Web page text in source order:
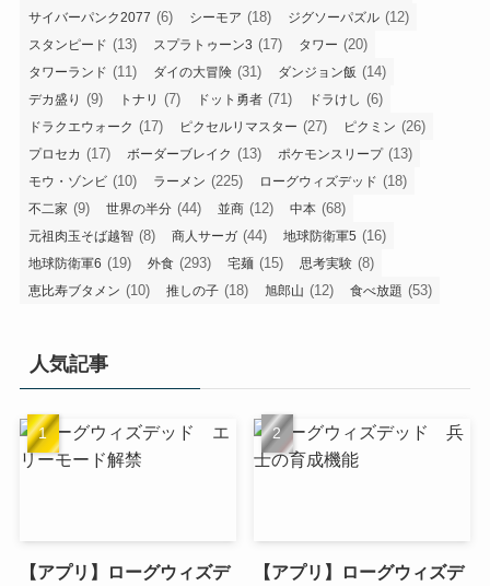
サイバーパンク2077 (6) シーモア (18) ジグソーパズル (12)
スタンピード (13) スプラトゥーン3 (17) タワー (20)
タワーランド (11) ダイの大冒険 (31) ダンジョン飯 (14)
デカ盛り (9) トナリ (7) ドット勇者 (71) ドラけし (6)
ドラクエウォーク (17) ピクセルリマスター (27) ピクミン (26)
プロセカ (17) ボーダーブレイク (13) ポケモンスリープ(13)
モウ・ゾンビ (10) ラーメン (225) ローグウィズデッド (18)
不二家 (9) 世界の半分 (44) 並商 (12) 中本 (68)
元祖肉玉そば越智 (8) 商人サーガ (44) 地球防衛軍5 (16)
地球防衛軍6 (19) 外食 (293) 宅麺 (15) 思考実験 (8)
恵比寿ブタメン (10) 推しの子 (18) 旭郎山 (12) 食べ放題 (53)
人気記事
【アプリ】ローグウィズデ
【アプリ】ローグウィズデ